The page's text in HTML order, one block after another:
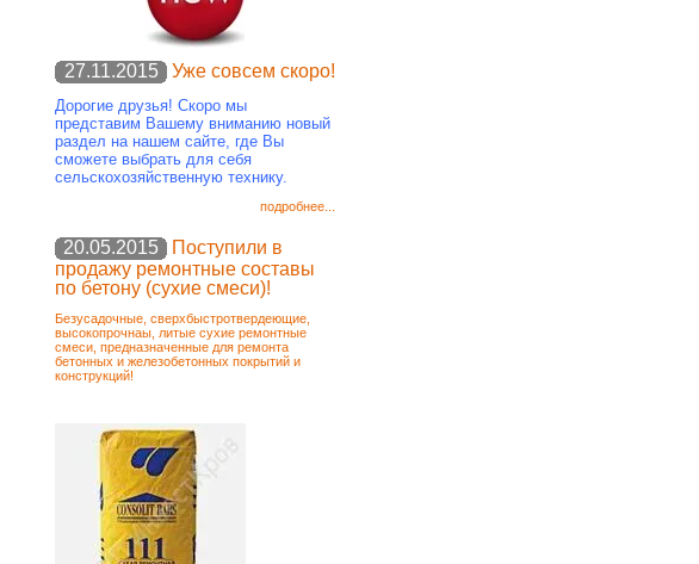
27.11.2015 Уже совсем скоро!
Дорогие друзья! Скоро мы
представим Вашему вниманию новый
раздел на нашем сайте, где Вы
сможете выбрать для себя
сельскохозяйственную технику.
подробнее...
20.05.2015
Поступили в
продажу ремонтные составы
по бетону (сухие смеси)!
Безусадочные, сверхбыстротвердеющие,
высокопрочнаы, литые сухие ремонтные
смеси, предназначенные для ремонта
бетонных и железобетонных покрытий и
конструкций!